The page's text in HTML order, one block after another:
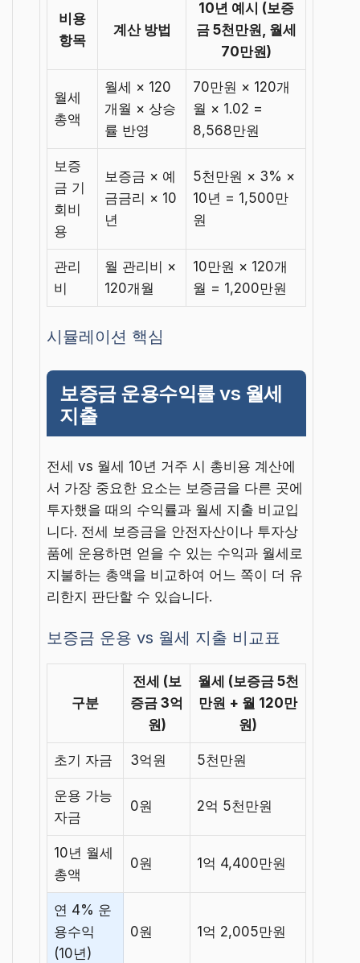
비용
항목
계산 방법
10년 예시 (보증
금 5천만원, 월세
70만원)
월세
총액
월세 × 120
개월 × 상승
률 반영
70만원 × 120개
월 × 1.02 =
8,568만원
보증
금 기
회비
용
보증금 × 예
금금리 × 10
년
5천만원 × 3% ×
10년 = 1,500만
원
관리
비
월 관리비 ×
120개월
10만원 × 120개
월 = 1,200만원
시뮬레이션 핵심
보증금 운용수익률 vs 월세
지출
전세 vs 월세 10년 거주 시 총비용 계산에
서 가장 중요한 요소는 보증금을 다른 곳에
투자했을 때의 수익률과 월세 지출 비교입
니다. 전세 보증금을 안전자산이나 투자상
품에 운용하면 얻을 수 있는 수익과 월세로
지불하는 총액을 비교하여 어느 쪽이 더 유
리한지 판단할 수 있습니다.
보증금 운용 vs 월세 지출 비교표
구분
전세 (보
증금 3억
원)
월세 (보증금 5천
만원 + 월 120만
원)
초기 자금 3억원 5천만원
운용 가능
자금
0원 2억 5천만원
10년 월세
총액
0원 1억 4,400만원
연 4% 운
용수익
(10년)
0원 1억 2,005만원